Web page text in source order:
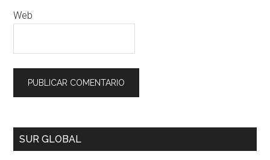
Web
SUR GLOBAL